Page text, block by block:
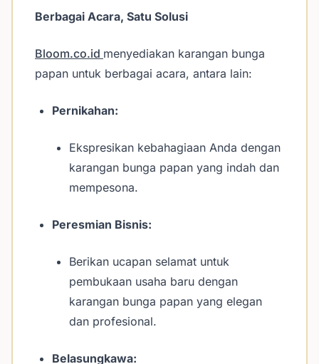
Berbagai Acara, Satu Solusi
Bloom.co.id menyediakan karangan bunga
papan untuk berbagai acara, antara lain:
Pernikahan:
Ekspresikan kebahagiaan Anda dengan
karangan bunga papan yang indah dan
mempesona.
Peresmian Bisnis:
Berikan ucapan selamat untuk
pembukaan usaha baru dengan
karangan bunga papan yang elegan
dan profesional.
Belasungkawa: